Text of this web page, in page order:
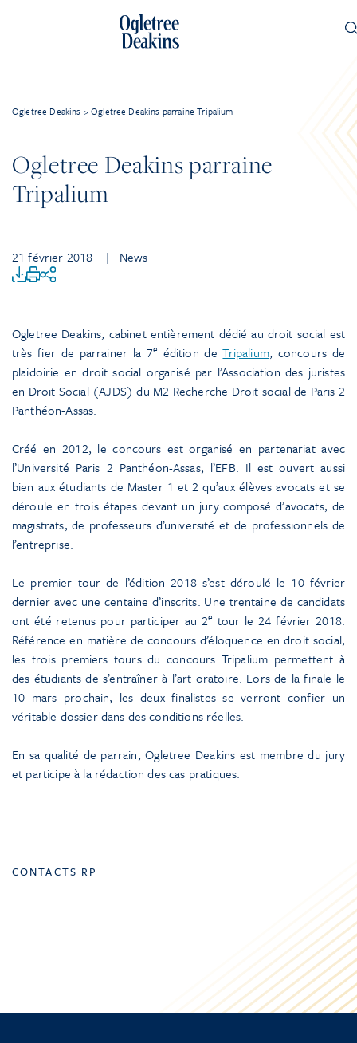
Ogletree Deakins >Ogletree Deakins parraine Tripalium
Ogletree Deakins parraine
Tripalium
21 février 2018 | News
Ogletree Deakins, cabinet entièrement dédié au droit social est
très fier de parrainer la 7e édition deTripalium, concours de
plaidoirie en droit social organisé par l’Association des juristes
en Droit Social (AJDS) du M2 Recherche Droit social de Paris 2
Panthéon-Assas.
Créé en 2012, le concours est organisé en partenariat avec
l’Université Paris 2 Panthéon-Assas, l’EFB. Il est ouvert aussi
bien aux étudiants de Master 1 et 2 qu’aux élèves avocats et se
déroule en trois étapes devant un jury composé d’avocats, de
magistrats, de professeurs d’université et de professionnels de
l’entreprise.
Le premier tour de l’édition 2018 s’est déroulé le 10 février
dernier avec une centaine d’inscrits. Une trentaine de candidats
ont été retenus pour participer au 2e tour le 24 février 2018.
Référence en matière de concours d’éloquence en droit social,
les trois premiers tours du concours Tripalium permettent à
des étudiants de s’entraîner à l’art oratoire. Lors de la finale le
10 mars prochain, les deux finalistes se verront confier un
véritable dossier dans des conditions réelles.
En sa qualité de parrain, Ogletree Deakins est membre du jury
et participe à la rédaction des cas pratiques.
CONTACTS RP